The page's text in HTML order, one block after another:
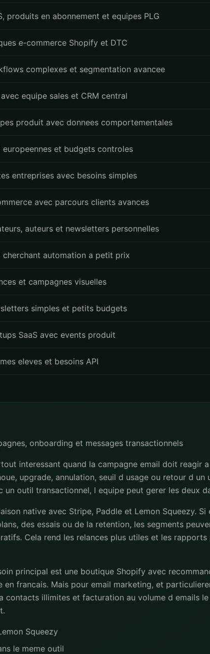
produits en abonnement et equipes PLG
e-commerce Shopify et DTC
complexes et segmentation avancee
avec equipe sales et CRM central
produit avec donnees comportementales
europeennes et budgets controles
entreprises avec besoins simples
avec parcours clients avances
auteurs et newsletters personnelles
cherchant automation a petit prix
et campagnes visuelles
simples et petits budgets
SaaS avec events produit
eleves et besoins API
onboarding et messages transactionnels
interessant quand la campagne email doit reagir
upgrade, annulation, seuil d usage ou retour d un
outil transactionnel, l equipe peut gerer les deux
native avec Stripe, Paddle et Lemon Squeezy. Si
des essais ou de la retention, les segments
Cela rend les relances plus utiles et les rapports
principal est une boutique Shopify avec
en francais. Mais pour email marketing, et
contacts illimites et facturation au volume d emails
Squeezy
le meme outil